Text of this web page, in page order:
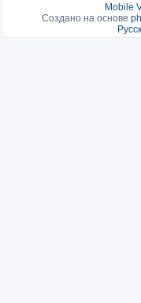
Mobile
Создано на основе